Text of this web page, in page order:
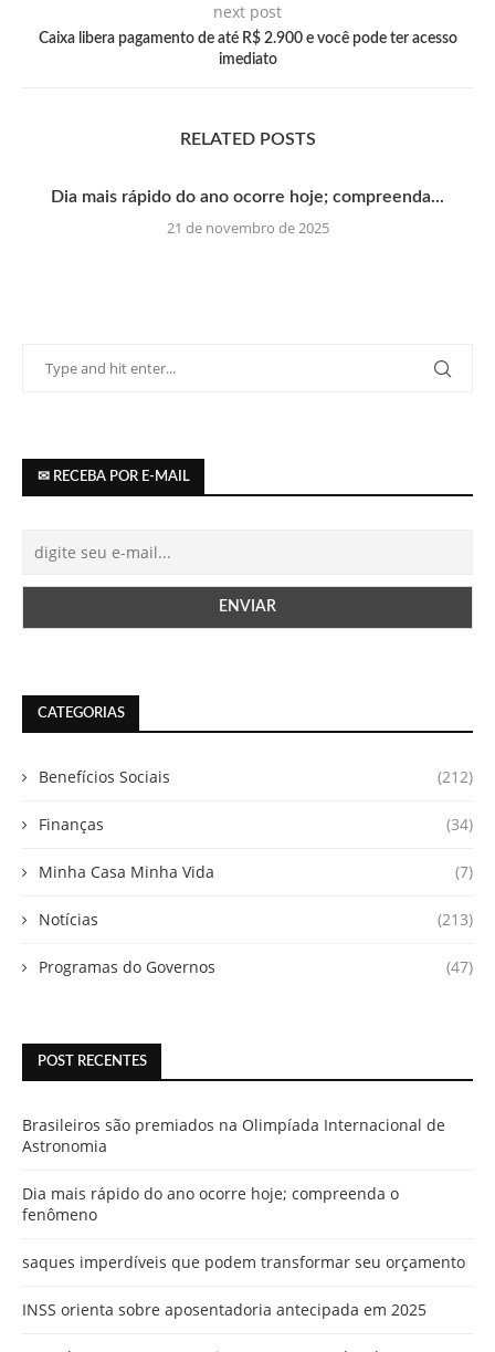
next post
Caixa libera pagamento de até R$ 2.900 e você pode ter acesso
imediato
RELATED POSTS
Dia mais rápido do ano ocorre hoje; compreenda...
21 de novembro de 2025
✉ RECEBA POR E-MAIL
CATEGORIAS
Benefícios Sociais (212)
Finanças (34)
Minha Casa Minha Vida (7)
Notícias (213)
Programas do Governos (47)
POST RECENTES
Brasileiros são premiados na Olimpíada Internacional de
Astronomia
Dia mais rápido do ano ocorre hoje; compreenda o
fenômeno
saques imperdíveis que podem transformar seu orçamento
INSS orienta sobre aposentadoria antecipada em 2025